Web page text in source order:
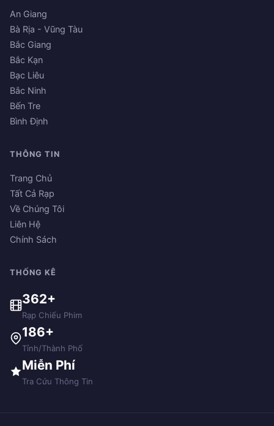
An Giang
Bà Rịa - Vũng Tàu
Bắc Giang
Bắc Kạn
Bạc Liêu
Bắc Ninh
Bến Tre
Bình Định
THÔNG TIN
Trang Chủ
Tất Cả Rạp
Về Chúng Tôi
Liên Hệ
Chính Sách
THỐNG KÊ
362+
Rạp Chiếu Phim
186+
Tỉnh/Thành Phố
Miễn Phí
Tra Cứu Thông Tin